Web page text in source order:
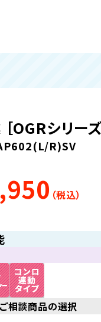
OGRシリーズ
R)SV
（税込）
相談商品の選択